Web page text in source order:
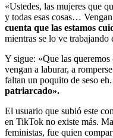
«Ustedes, las mujeres que
y todas esas cosas…
cuenta que las estamos
mientras se lo ve
Y sigue: «Que las queremos
vengan a laburar, a
faltan un poquito de seso eh.
patriarcado».
El usuario que subió este
en TikTok no existe más.
feministas, fue quien